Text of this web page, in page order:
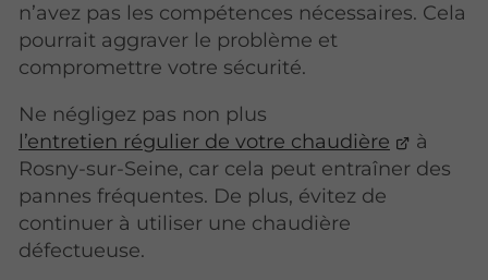
n’avez pas les compétences nécessaires. Cela
pourrait aggraver le problème et
compromettre votre sécurité.
Ne négligez pas non plus
l’entretien régulier de votre chaudière
à
Rosny-sur-Seine, car cela peut entraîner des
pannes fréquentes. De plus, évitez de
continuer à utiliser une chaudière
défectueuse.